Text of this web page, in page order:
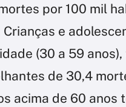
por 100 mil
e
(30 a 59
de 30,4
acima de 60 anos